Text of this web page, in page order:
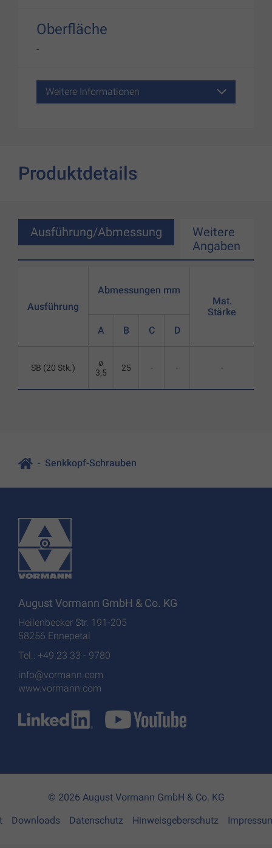
Oberfläche
-
Weitere Informationen
Produktdetails
Ausführung/Abmessung
Weitere
Angaben
Ausführung
SB (20 Stk.)
Abmessungen mm
A B C D
ø
3,5
25 - -
Mat.
Stärke
-
Senkkopf-Schrauben
August Vormann GmbH & Co. KG
Heilenbecker Str. 191-205
58256 Ennepetal
Tel.: +49 23 33 - 9780
info@vormann.com
www.vormann.com
© 2026 August Vormann GmbH & Co. KG
Downloads Datenschutz Hinweisgeberschutz